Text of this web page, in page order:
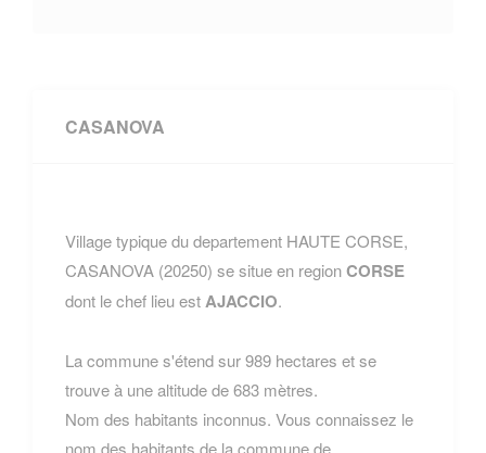
CASANOVA
Village typique du departement HAUTE CORSE,
CASANOVA (20250) se situe en regionCORSE
dont le chef lieu estAJACCIO.
La commune s'étend sur 989 hectares et se
trouve à une altitude de 683 mètres.
Nom des habitants inconnus. Vous connaissez le
nom des habitants de la commune de